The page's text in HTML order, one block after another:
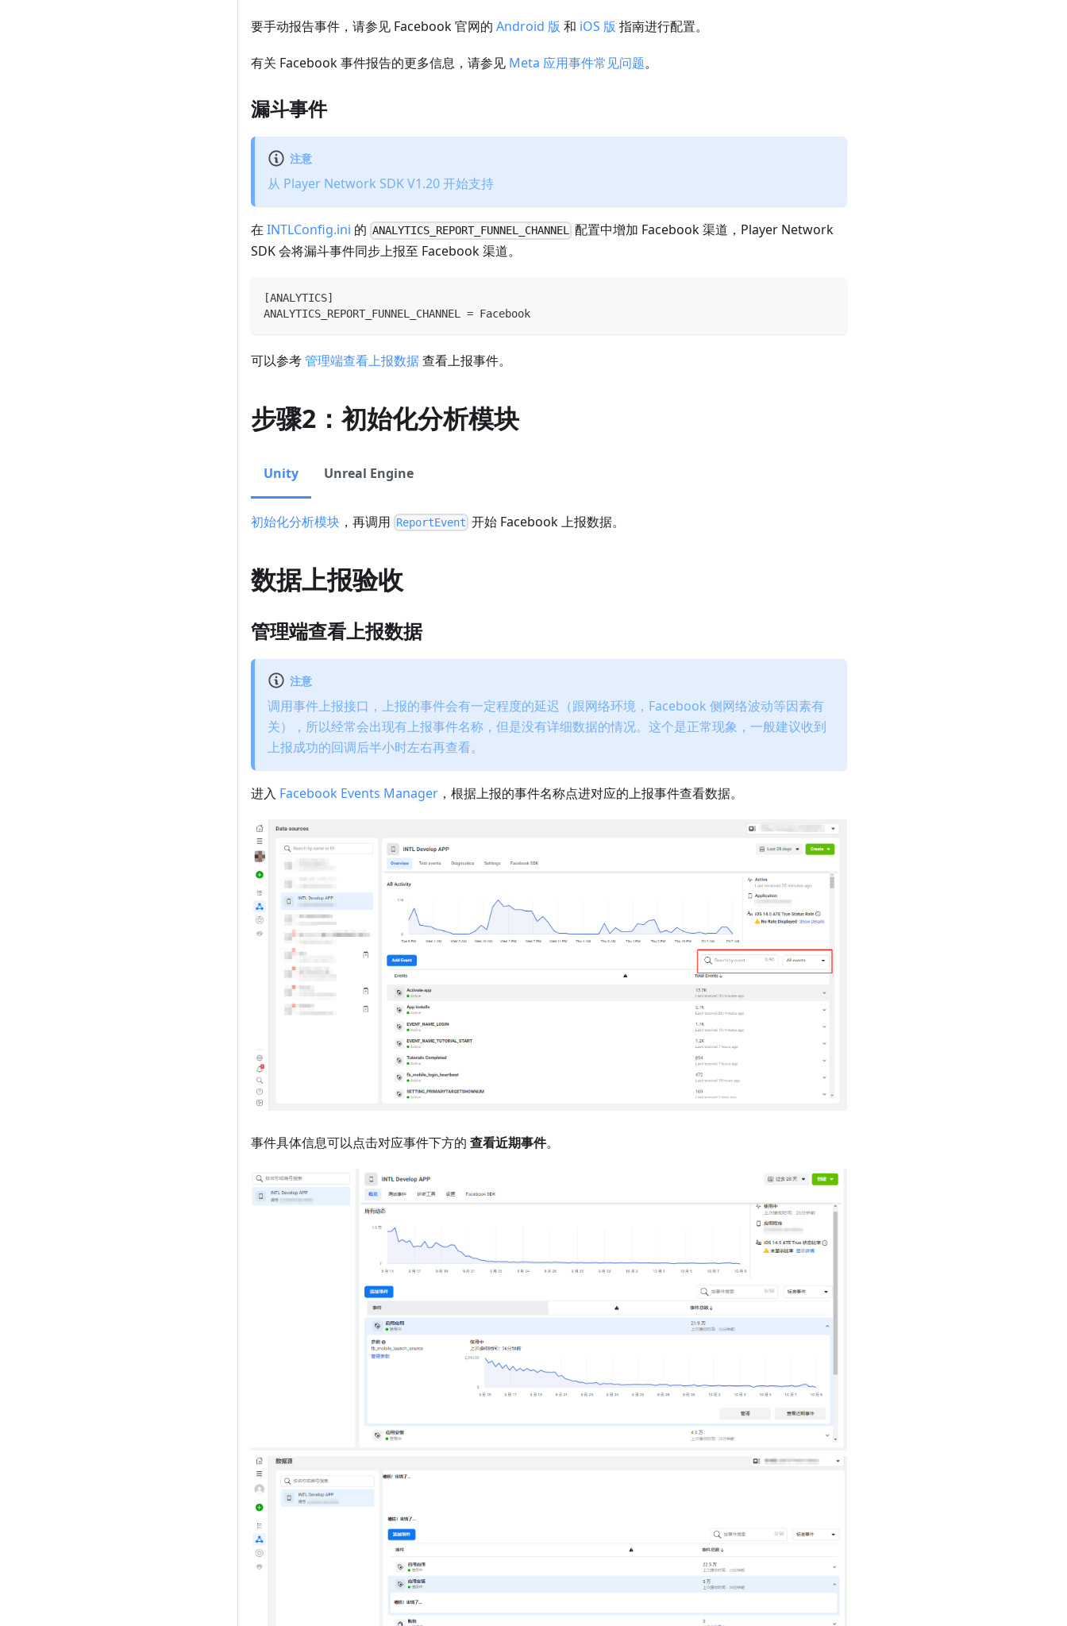
要手动报告事件，请参见 Facebook 官网的 Android 版 和 iOS 版 指南进行配置。
有关 Facebook 事件报告的更多信息，请参见 Meta 应用事件常见问题。
漏斗事件
注意
从 Player Network SDK V1.20 开始支持
在INTLConfig.ini 的 ANALYTICS_REPORT_FUNNEL_CHANNEL 配置中增加 Facebook 渠道，Player Network
SDK 会将漏斗事件同步上报至 Facebook 渠道。
[ANALYTICS]
ANALYTICS_REPORT_FUNNEL_CHANNEL = Facebook
可以参考管理端查看上报数据查看上报事件。
步骤2：初始化分析模块
Unity Unreal Engine
初始化分析模块 ，再调用 ReportEvent 开始 Facebook 上报数据。
数据上报验收
管理端查看上报数据
注意
调用事件上报接口，上报的事件会有一定程度的延迟（跟网络环境，Facebook 侧网络波动等因素有
关），所以经常会出现有上报事件名称，但是没有详细数据的情况。这个是正常现象，一般建议收到
上报成功的回调后半小时左右再查看。
进入 Facebook Events Manager ，根据上报的事件名称点进对应的上报事件查看数据。
事件具体信息可以点击对应事件下方的 查看近期事件。